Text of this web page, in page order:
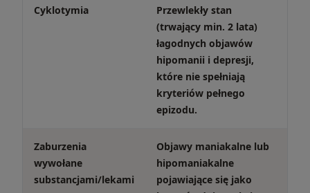
Cyklotymia
Przewlekły stan
(trwający min. 2 lata)
łagodnych objawów
hipomanii i depresji,
które nie spełniają
kryteriów pełnego
epizodu.
Zaburzenia
wywołane
substancjami/lekami
Objawy maniakalne lub
hipomaniakalne
pojawiające się jako